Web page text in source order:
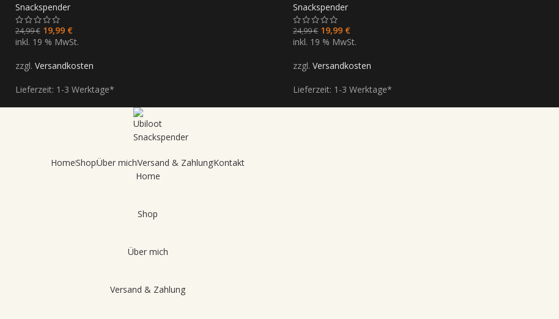
Snackspender
24,99€ 19,99 €
inkl. 19 % MwSt.
zzgl. Versandkosten
Lieferzeit: 1-3 Werktage*
Snackspender
24,99€ 19,99 €
inkl. 19 % MwSt.
zzgl.Versandkosten
Lieferzeit: 1-3 Werktage*
HomeShopÜber michVersand & ZahlungKontakt
Home
Shop
Über mich
Versand & Zahlung